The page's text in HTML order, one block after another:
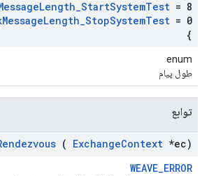
Length_StartSystemTest = 8
MessageLength_StopSystemTest = 0
}
enum
طول پیام
توابع
( ExchangeContext *ec)
WEAVE_ERROR